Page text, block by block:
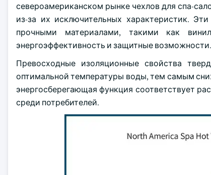
североамериканском рынке чехлов для спа-
из-за их исключительных характеристик.
прочными материалами, такими как
энергоэффективность и защитные возможности.
Превосходные изоляционные свойства
оптимальной температуры воды, тем самым
энергосберегающая функция соответствует
среди потребителей.